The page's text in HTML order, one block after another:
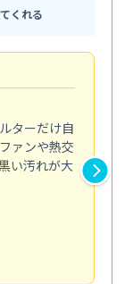
くれる
ターだけ自
ァンや熱交
い汚れが大